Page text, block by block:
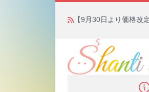
【9月30日より価格改